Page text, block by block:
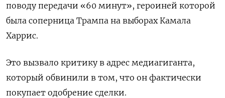
поводу передачи «60 минут», героиней которой
была соперница Трампа на выборах Камала
Харрис.
Это вызвало критику в адрес медиагиганта,
который обвинили в том, что он фактически
покупает одобрение сделки.